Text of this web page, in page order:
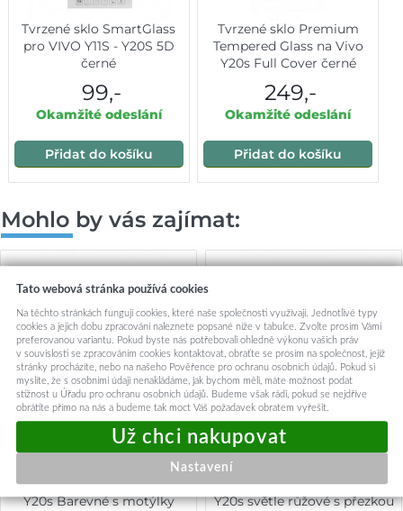
Tvrzené sklo SmartGlass
pro VIVO Y11S - Y20S 5D
černé
99,-
Okamžité odeslání
Přidat do košíku
Tvrzené sklo Premium
Tempered Glass na Vivo
Y20s Full Cover černé
249,-
Okamžité odeslání
Přidat do košíku
Mohlo by vás zajímat:
Knížkové pouzdro na Vivo
Y20s Barevné s motýlky
Knížkové pouzdro na Vivo
Y20s světle růžové s přezkou
Tato webová stránka používá cookies
Na těchto stránkách fungují cookies, které naše společnosti využívají. Jednotlivé typy
cookies a jejich dobu zpracování naleznete popsané níže v tabulce. Zvolte prosím Vámi
preferovanou variantu. Pokud byste nás potřebovali ohledně výkonu vašich práv
v souvislosti se zpracováním cookies kontaktovat, obraťte se prosím na společnost, jejíž
stránky procházíte, nebo na našeho Pověřence pro ochranu osobních údajů. Pokud si
myslíte, že s osobními údaji nenakládáme, jak bychom měli, máte možnost podat
stížnost u Úřadu pro ochranu osobních údajů. Budeme však rádi, pokud se nejdříve
obrátíte přímo na nás a budeme tak moct Váš požadavek obratem vyřešit.
Nastavení